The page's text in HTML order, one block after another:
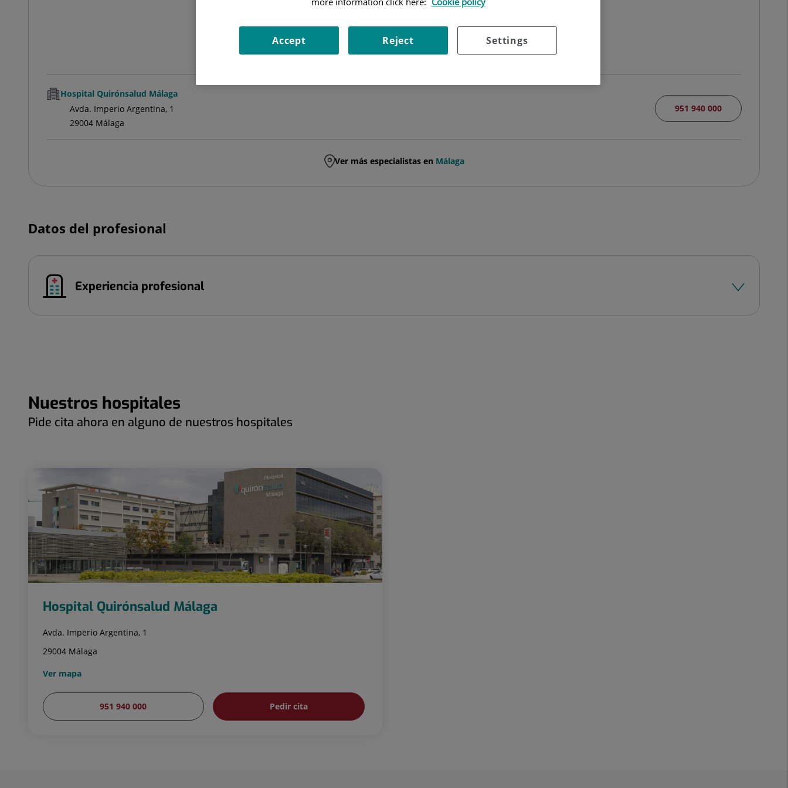
ANESTESIOLOGÍA Y REANIMACIÓN
Hospital Quirónsalud Málaga
Avda. Imperio Argentina, 1
29004 Málaga
951 940 000
Ver más especialistas en Málaga
Datos del profesional
Experiencia profesional
Nuestros hospitales
Pide cita ahora en alguno de nuestros hospitales
Hospital Quirónsalud Málaga
Avda. Imperio Argentina, 1
29004 Málaga
Ver mapa
951 940 000 Pedir cita
Settings
Reject
Accept